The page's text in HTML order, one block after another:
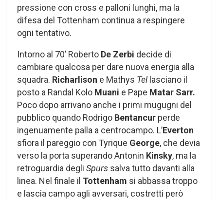
pressione con cross e palloni lunghi, ma la
difesa del Tottenham continua a respingere
ogni tentativo.
Intorno al 70’ Roberto De Zerbi decide di
cambiare qualcosa per dare nuova energia alla
squadra. Richarlison e Mathys Tellasciano il
posto a Randal Kolo Muani e Pape Matar Sarr.
Poco dopo arrivano anche i primi mugugni del
pubblico quando Rodrigo Bentancur perde
ingenuamente palla a centrocampo. L’Everton
sfiora il pareggio con Tyrique George, che devia
verso la porta superando Antonin Kinsky, ma la
retroguardia degli Spurs salva tutto davanti alla
linea. Nel finale il Tottenham si abbassa troppo
e lascia campo agli avversari, costretti però